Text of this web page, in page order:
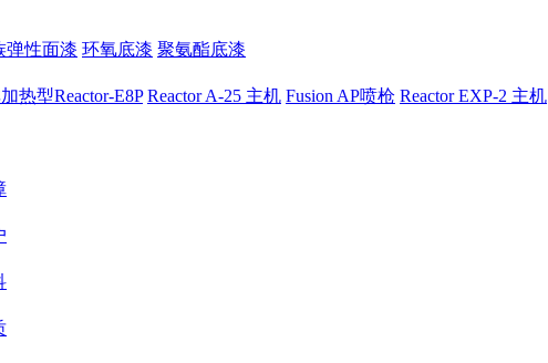
弹性面漆 环氧底漆 聚氨酯底漆
热型Reactor-E8P Reactor A-25 主机 Fusion AP喷枪 Reactor EXP-2 主机